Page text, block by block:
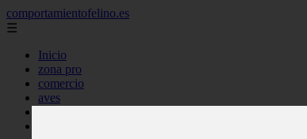
comportamientofelino.es
☰
Inicio
zona pro
comercio
aves